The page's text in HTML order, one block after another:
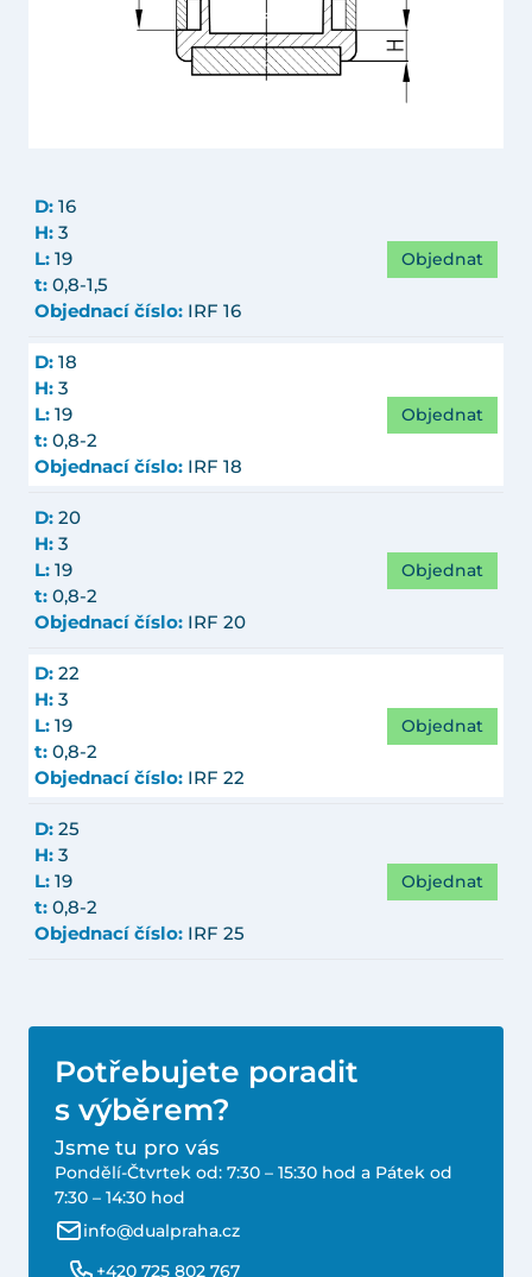
D: 16
H: 3
L: 19
t: 0,8-1,5
Objednací číslo: IRF 16
Objednat
D: 18
H: 3
L: 19
t: 0,8-2
Objednací číslo: IRF 18
Objednat
D: 20
H: 3
L: 19
t: 0,8-2
Objednací číslo: IRF 20
Objednat
D: 22
H: 3
L: 19
t: 0,8-2
Objednací číslo: IRF 22
Objednat
D: 25
H: 3
L: 19
t: 0,8-2
Objednací číslo: IRF 25
Objednat
Potřebujete poradit
s výběrem?
Jsme tu pro vás
Pondělí-Čtvrtek od: 7:30 – 15:30 hod a Pátek od
7:30 – 14:30 hod
info@dualpraha.cz
+420 725 802 767